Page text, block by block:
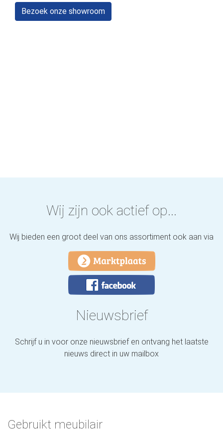
Bezoek onze showroom
Wij zijn ook actief op...
Wij bieden een groot deel van ons assortiment ook aan via
Nieuwsbrief
Schrijf u in voor onze nieuwsbrief en ontvang het laatste
nieuws direct in uw mailbox
Gebruikt meubilair